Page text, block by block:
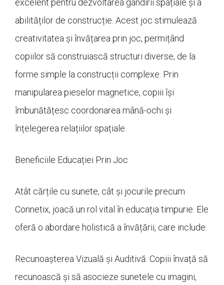
excelent pentru dezvoltarea gândirii spațiale și a
abilităților de construcție. Acest joc stimulează
creativitatea și învățarea prin joc, permițând
copiilor să construiască structuri diverse, de la
forme simple la construcții complexe. Prin
manipularea pieselor magnetice, copiii își
îmbunătățesc coordonarea mână-ochi și
înțelegerea relațiilor spațiale.
Beneficiile Educației Prin Joc
Atât cărțile cu sunete, cât și jocurile precum
Connetix, joacă un rol vital în educația timpurie. Ele
oferă o abordare holistică a învățării, care include:
Recunoașterea Vizuală și Auditivă: Copiii învață să
recunoască și să asocieze sunetele cu imagini,